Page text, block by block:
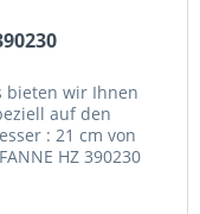
bieten wir Ihnen
auf den
: 21 cm von
HZ 390230